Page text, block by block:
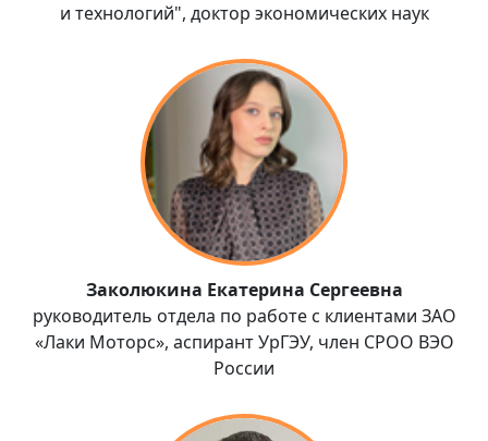
и технологий", доктор экономических наук
Заколюкина Екатерина Сергеевна
руководитель отдела по работе с клиентами ЗАО
«Лаки Моторс», аспирант УрГЭУ, член СРОО ВЭО
России